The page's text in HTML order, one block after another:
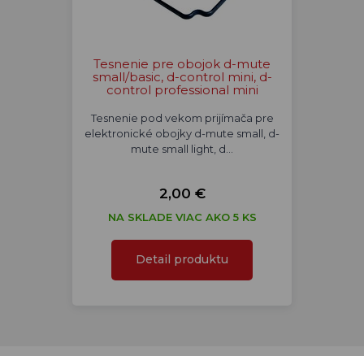
Tesnenie pre obojok d-mute
small/basic, d-control mini, d-
control professional mini
Tesnenie pod vekom prijímača pre
elektronické obojky d-mute small, d-
mute small light, d…
2,00 €
NA SKLADE VIAC AKO 5 KS
Detail produktu